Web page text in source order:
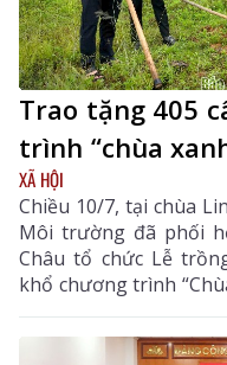
Trao tặng 405
trình “chùa
XÃ HỘI
Chiều 10/7, tại chùa
Môi trường đã phối
Châu tổ chức Lễ
khổ chương trình